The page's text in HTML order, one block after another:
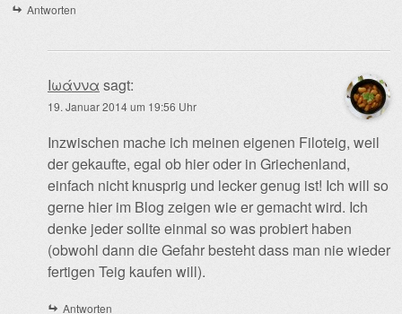
Antworten
Ιωάννα sagt:
19. Januar 2014 um 19:56 Uhr
Inzwischen mache ich meinen eigenen Filoteig, weil
der gekaufte, egal ob hier oder in Griechenland,
einfach nicht knusprig und lecker genug ist! Ich will so
gerne hier im Blog zeigen wie er gemacht wird. Ich
denke jeder sollte einmal so was probiert haben
(obwohl dann die Gefahr besteht dass man nie wieder
fertigen Teig kaufen will).
Antworten